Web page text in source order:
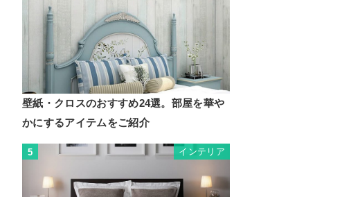
壁紙・クロスのおすすめ24選。部屋を華や
かにするアイテムをご紹介
5 インテリア